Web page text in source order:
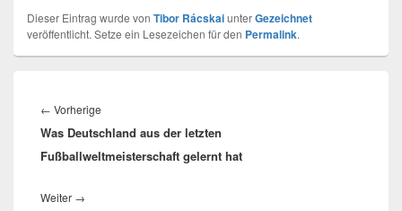
Dieser Eintrag wurde von Tibor RácskaiunterGezeichnet
veröffentlicht. Setze ein Lesezeichen für den Permalink.
← Vorherige
Beitrag:
Was Deutschland aus der letzten
Fußballweltmeisterschaft gelernt hat
Weiter →